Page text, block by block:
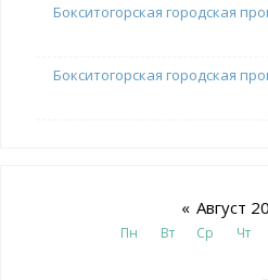
Бокситогорская городская
Бокситогорская городская
« Август
Пн Вт Ср Чт